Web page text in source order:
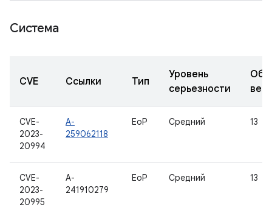
Система
CVE Ссылки Тип
Уровень
серьезности
CVE-
2023-
20994
A-
259062118
EoP Средний 13
CVE-
2023-
20995
A-
241910279
EoP Средний 13